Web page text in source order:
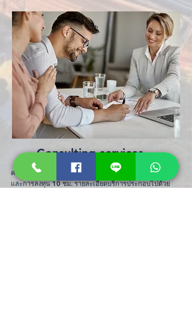
Consulting services
ค่าบริการให้คำปรึกษาเกี่ยวกับการซื้อขายอสังหาริมทรัพย์
และการลงทุน 10 ชม. รายละเอียดบริการประกอบไปด้วย